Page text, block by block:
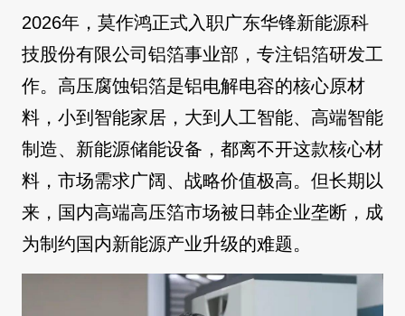
2026年，莫作鸿正式入职广东华锋新能源科
技股份有限公司铝箔事业部，专注铝箔研发工
作。高压腐蚀铝箔是铝电解电容的核心原材
料，小到智能家居，大到人工智能、高端智能
制造、新能源储能设备，都离不开这款核心材
料，市场需求广阔、战略价值极高。但长期以
来，国内高端高压箔市场被日韩企业垄断，成
为制约国内新能源产业升级的难题。